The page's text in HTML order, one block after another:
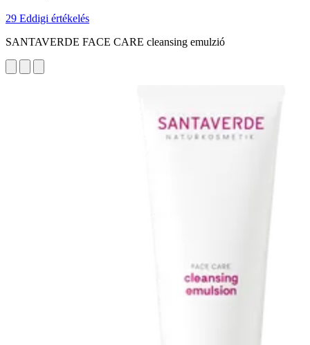
29 Eddigi értékelés
SANTAVERDE FACE CARE cleansing emulzió